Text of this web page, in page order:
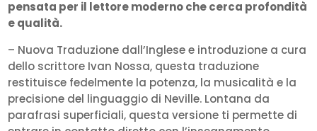
pensata per il lettore moderno che cerca profondità
e qualità.
– Nuova Traduzione dall’Inglese e introduzione a cura
dello scrittore Ivan Nossa, questa traduzione
restituisce fedelmente la potenza, la musicalità e la
precisione del linguaggio di Neville. Lontana da
parafrasi superficiali, questa versione ti permette di